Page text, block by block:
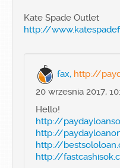
Kate Spade Outlet
http://
fax, http://
20 wrzesnia 2017,
Hello!
http://
http://
http://
http://